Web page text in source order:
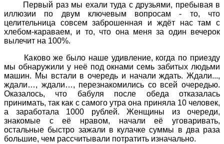
Первый раз мы ехали туда с друзьями, пребывая в
иллюзии по двум ключевым вопросам - то, что
целительница совсем заброшенная и ждёт нас там с
хлебом-караваем, и то, что она меня за один вечерок
вылечит на 100%.
Каково же было наше удивление, когда по приезду
мы обнаружили у неё под окнами семь забитых людьми
машин. Мы встали в очередь и начали ждать. Ждали...,
ждали…, ждали…, перезнакомились со всей очередью.
Оказалось, что бабуля после обеда отказалась
принимать, так как с самого утра она приняла 10 человек,
а заработала 1000 рублей. Женщины из очереди,
знакомые с её нравом, начали её уговаривать,
остальные быстро зажали в кулачке суммы в два раза
большие, чем рассчитывали потратить изначально.